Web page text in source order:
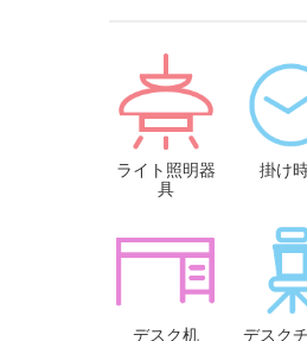
ライト照明器
具
掛け
デスク机 デスク